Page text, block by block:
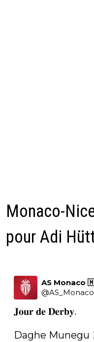
Monaco-
pour Adi
AS Monaco
@AS_Monaco
𝐉𝐨𝐮𝐫 𝐝𝐞 𝐃𝐞𝐫𝐛𝐲.
Daghe Munegu